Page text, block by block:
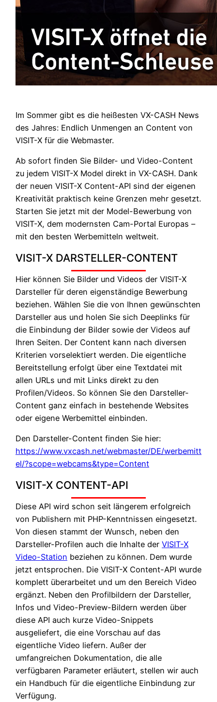
Im Sommer gibt es die heißesten VX-CASH News
des Jahres: Endlich Unmengen an Content von
VISIT-X für die Webmaster.
Ab sofort finden Sie Bilder- und Video-Content
zu jedem VISIT-X Model direkt in VX-CASH. Dank
der neuen VISIT-X Content-API sind der eigenen
Kreativität praktisch keine Grenzen mehr gesetzt.
Starten Sie jetzt mit der Model-Bewerbung von
VISIT-X, dem modernsten Cam-Portal Europas –
mit den besten Werbemitteln weltweit.
VISIT-X DARSTELLER-CONTENT
Hier können Sie Bilder und Videos der VISIT-X
Darsteller für deren eigenständige Bewerbung
beziehen. Wählen Sie die von Ihnen gewünschten
Darsteller aus und holen Sie sich Deeplinks für
die Einbindung der Bilder sowie der Videos auf
Ihren Seiten. Der Content kann nach diversen
Kriterien vorselektiert werden. Die eigentliche
Bereitstellung erfolgt über eine Textdatei mit
allen URLs und mit Links direkt zu den
Profilen/Videos. So können Sie den Darsteller-
Content ganz einfach in bestehende Websites
oder eigene Werbemittel einbinden.
Den Darsteller-Content finden Sie hier:
https://www.vxcash.net/webmaster/DE/werbemitt
el/?scope=webcams&type=Content
VISIT-X CONTENT-API
Diese API wird schon seit längerem erfolgreich
von Publishern mit PHP-Kenntnissen eingesetzt.
Von diesen stammt der Wunsch, neben den
Darsteller-Profilen auch die Inhalte der VISIT-X
Video-Station beziehen zu können. Dem wurde
jetzt entsprochen. Die VISIT-X Content-API wurde
komplett überarbeitet und um den Bereich Video
ergänzt. Neben den Profilbildern der Darsteller,
Infos und Video-Preview-Bildern werden über
diese API auch kurze Video-Snippets
ausgeliefert, die eine Vorschau auf das
eigentliche Video liefern. Außer der
umfangreichen Dokumentation, die alle
verfügbaren Parameter erläutert, stellen wir auch
ein Handbuch für die eigentliche Einbindung zur
Verfügung.